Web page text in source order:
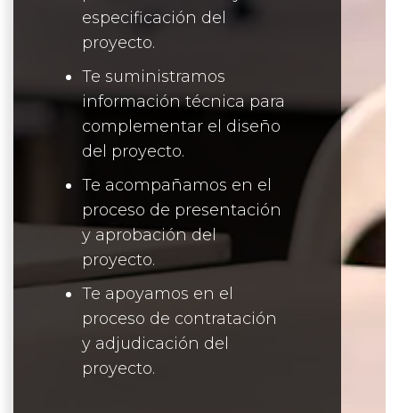
especificación del
proyecto.
Te suministramos
información técnica para
complementar el diseño
del proyecto.
Te acompañamos en el
proceso de presentación
y aprobación del
proyecto.
Te apoyamos en el
proceso de contratación
y adjudicación del
proyecto.